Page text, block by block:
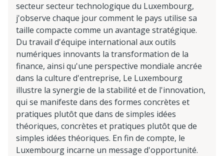
secteur secteur technologique du Luxembourg,
j'observe chaque jour comment le pays utilise sa
taille compacte comme un avantage stratégique.
Du travail d'équipe international aux outils
numériques innovants la transformation de la
finance, ainsi qu'une perspective mondiale ancrée
dans la culture d'entreprise, Le Luxembourg
illustre la synergie de la stabilité et de l'innovation,
qui se manifeste dans des formes concrètes et
pratiques plutôt que dans de simples idées
théoriques, concrètes et pratiques plutôt que de
simples idées théoriques. En fin de compte, le
Luxembourg incarne un message d'opportunité.